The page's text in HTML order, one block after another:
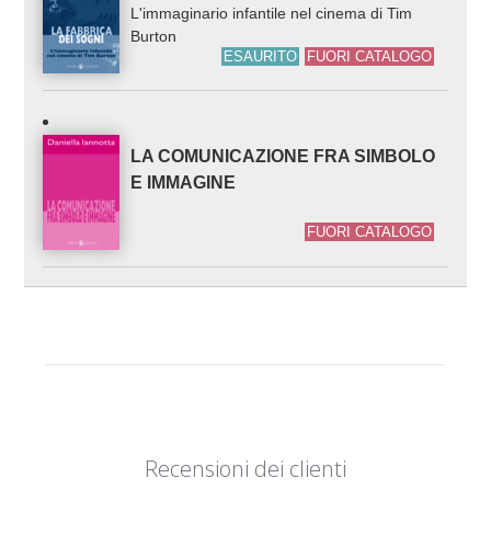
L'immaginario infantile nel cinema di Tim
Burton
ESAURITO FUORI CATALOGO
LA COMUNICAZIONE FRA SIMBOLO
E IMMAGINE
FUORI CATALOGO
Recensioni dei clienti